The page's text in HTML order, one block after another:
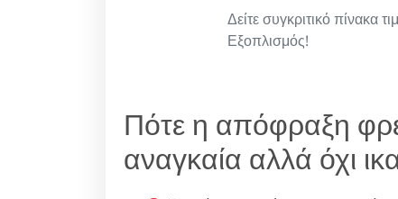
Δείτε συγκριτικό πίνακα
Εξοπλισμός!
Πότε η απόφραξη
αναγκαία αλλά όχι